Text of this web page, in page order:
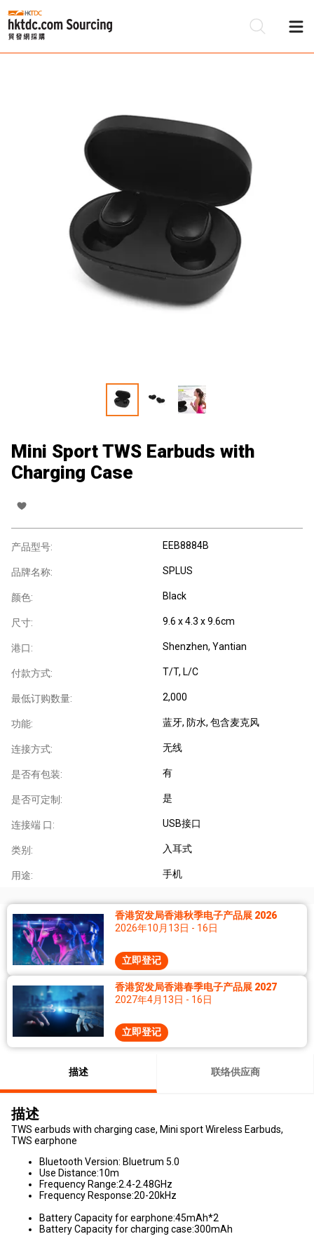
Mini Sport TWS Earbuds with
Charging Case
产品型号: EEB8884B
品牌名称: SPLUS
颜色: Black
尺寸: 9.6 x 4.3 x 9.6cm
港口: Shenzhen, Yantian
付款方式: T/T, L/C
最低订购数量: 2,000
功能: 蓝牙, 防水, 包含麦克风
连接方式: 无线
是否有包装: 有
是否可定制: 是
连接端 口: USB接口
类别: 入耳式
用途: 手机
香港贸发局香港秋季电子产品展 2026
2026年10月13日 - 16日
立即登记
香港贸发局香港春季电子产品展 2027
2027年4月13日 - 16日
立即登记
描述 联络供应商
描述
TWS earbuds with charging case, Mini sport Wireless Earbuds,
TWS earphone
Bluetooth Version: Bluetrum 5.0
Use Distance:10m
Frequency Range:2.4-2.48GHz
Frequency Response:20-20kHz
Battery Capacity for earphone:45mAh*2
Battery Capacity for charging case:300mAh